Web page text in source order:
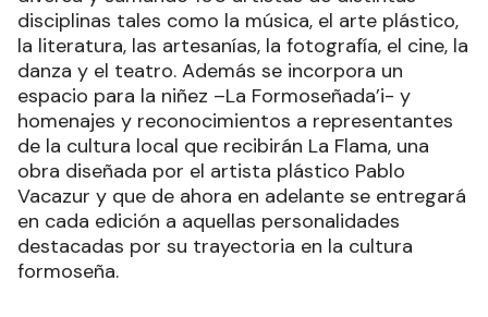
disciplinas tales como la música, el arte plástico,
la literatura, las artesanías, la fotografía, el cine, la
danza y el teatro. Además se incorpora un
espacio para la niñez –La Formoseñada’i- y
homenajes y reconocimientos a representantes
de la cultura local que recibirán La Flama, una
obra diseñada por el artista plástico Pablo
Vacazur y que de ahora en adelante se entregará
en cada edición a aquellas personalidades
destacadas por su trayectoria en la cultura
formoseña.